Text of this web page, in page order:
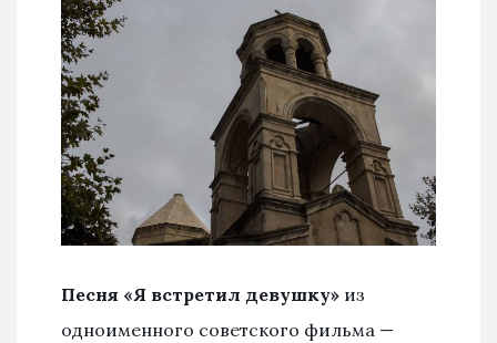
Песня «Я встретил девушку» из
одноименного советского фильма —